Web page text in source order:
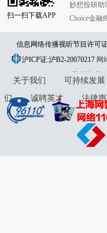
扫一扫下载APP
妙想投研助
Choice金融
信息网络传播视听节目许可
913101046312860336 违
沪ICP证:沪B2-20070217 网
31010402000120号版权所
关于我们 可持续发展
们
诚聘英才 法律声